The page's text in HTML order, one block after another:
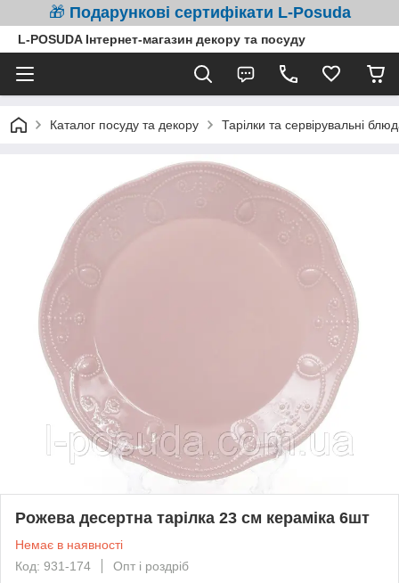
🎁 Подарункові сертифікати L-Posuda
L-POSUDA Інтернет-магазин декору та посуду
Каталог посуду та декору Тарілки та сервірувальні
Рожева десертна тарілка 23 см кераміка 6шт
Немає в наявності
Код: 931-174
Опт і роздріб